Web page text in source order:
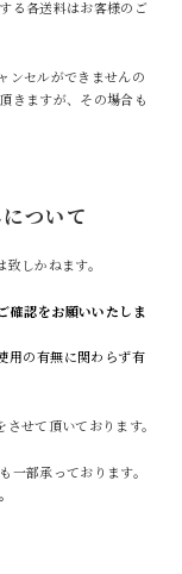
る各送料はお客様のご
ンセルができませんの
きますが、その場合も
ついて
しかねます。
確認をお願いいたしま
用の有無に関わらず有
せて頂いております。
一部承っております。